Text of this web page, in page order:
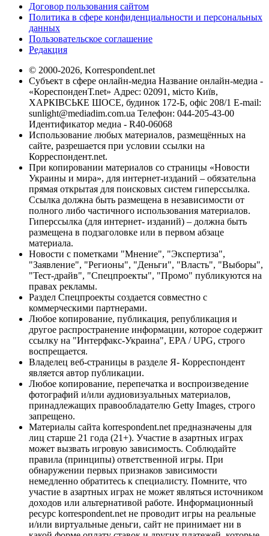
Договор пользования сайтом
Политика в сфере конфиденциальности и персональных
данных
Пользовательское соглашение
Редакция
© 2000-2026, Korrespondent.net
Субъект в сфере онлайн-медиа Название онлайн-медиа -
«КореспонденТ.net» Адрес: 02091, місто Київ,
ХАРКІВСЬКЕ ШОСЕ, будинок 172-Б, офіс 208/1 E-mail:
sunlight@mediadim.com.ua Телефон: 044-205-43-00
Идентификатор медиа - R40-06068
Использование любых материалов, размещённых на
сайте, разрешается при условии ссылки на
Корреспондент.net.
При копировании материалов со страницы «Новости
Украины и мира», для интернет-изданий – обязательна
прямая открытая для поисковых систем гиперссылка.
Ссылка должна быть размещена в независимости от
полного либо частичного использования материалов.
Гиперссылка (для интернет- изданий) – должна быть
размещена в подзаголовке или в первом абзаце
материала.
Новости с пометками "Мнение", "Экспертиза",
"Заявление", "Регионы", "Деньги", "Власть", "Выборы",
"Тест-драйв", "Спецпроекты", "Промо" публикуются на
правах рекламы.
Раздел Спецпроекты создается совместно с
коммерческими партнерами.
Любое копирование, публикация, републикация и
другое распространение информации, которое содержит
ссылку на "Интерфакс-Украина", EPA / UPG, строго
воспрещается.
Владелец веб-страницы в разделе Я- Корреспондент
является автор публикации.
Любое копирование, перепечатка и воспроизведение
фотографий и/или аудиовизуальных материалов,
принадлежащих правообладателю Getty Images, строго
запрещено.
Материалы сайта korrespondent.net предназначены для
лиц старше 21 года (21+). Участие в азартных играх
может вызвать игровую зависимость. Соблюдайте
правила (принципы) ответственной игры. При
обнаружении первых признаков зависимости
немедленно обратитесь к специалисту. Помните, что
участие в азартных играх не может являться источником
доходов или альтернативой работе. Информационный
ресурс korrespondent.net не проводит игры на реальные
и/или виртуальные деньги, сайт не принимает ни в